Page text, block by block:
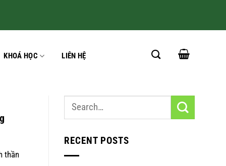
KHOÁ HỌC LIÊN HỆ
thần
RECENT POSTS